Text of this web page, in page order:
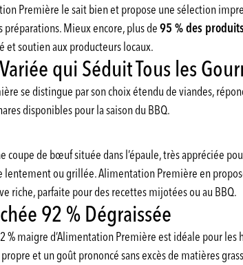
Première le sait bien et propose une sélection
préparations. Mieux encore, plus de95 % des
et soutien aux producteurs locaux.
qui Séduit Tous les
se distingue par son choix étendu de viandes,
disponibles pour la saison du BBQ.
coupe de bœuf située dans l’épaule, très appréciée
lentement ou grillée. Alimentation Première en
riche, parfaite pour des recettes mijotées ou au BBQ.
92 % Dégraissée
% maigre d’Alimentation Première est idéale pour
et un goût prononcé sans excès de matières